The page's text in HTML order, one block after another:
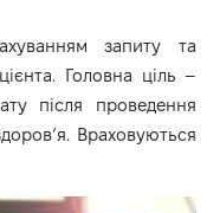
запиту та
Головна ціль –
після проведення
Враховуються